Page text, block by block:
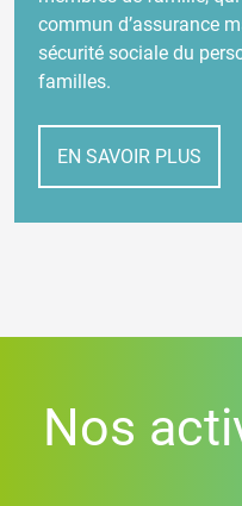
commun d’assurance
sécurité sociale du
familles.
EN SAVOIR PLUS
Nos